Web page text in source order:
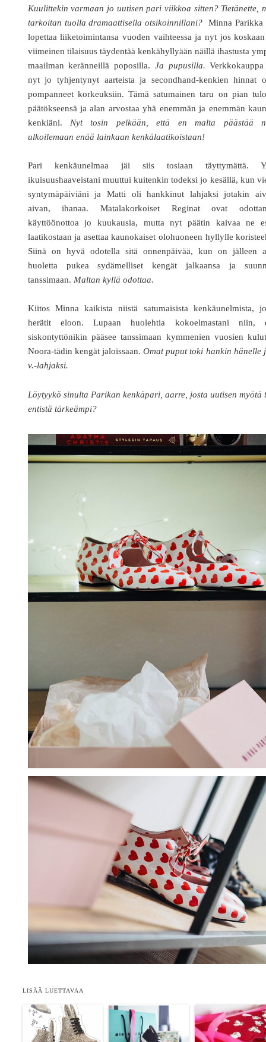
Kuulittekin varmaan jo uutisen pari viikkoa sitten? Tietänette,
tarkoitan tuolla dramaattisella otsikoinnillani?Minna Parikka
lopettaa liiketoimintansa vuoden vaihteessa ja nyt jos
viimeinen tilaisuus täydentää kenkähyllyään näillä ihastusta
maailman keränneillä poposilla. Ja pupusilla.
nyt jo tyhjentynyt aarteista ja secondhand-kenkien hinnat
pompanneet korkeuksiin. Tämä satumainen taru on pian
päätökseensä ja alan arvostaa yhä enemmän ja enemmän
kenkiäni. Nyt tosin pelkään, että en malta päästää
ulkoilemaan enää lainkaan kenkälaatikoistaan!
Pari kenkäunelmaa jäi siis tosiaan täyttymättä.
ikuisuushaaveistani muuttui kuitenkin todeksi jo kesällä, kun
syntymäpäiviäni ja Matti oli hankkinut lahjaksi jotakin
aivan, ihanaa. Matalakorkoiset Reginat ovat
käyttöönottoa jo kuukausia, mutta nyt päätin kaivaa ne
laatikostaan ja asettaa kaunokaiset olohuoneen hyllylle
Siinä on hyvä odotella sitä onnenpäivää, kun on jälleen
huoletta pukea sydämelliset kengät jalkaansa ja
tanssimaan. Maltan kyllä odottaa.
Kiitos Minna kaikista niistä satumaisista kenkäunelmista,
herätit eloon. Lupaan huolehtia kokoelmastani niin,
siskontyttönikin pääsee tanssimaan kymmenien vuosien
Noora-tädin kengät jaloissaan.Omat puput toki hankin hänelle
v.-lahjaksi.
Löytyykö sinulta Parikan kenkäpari, aarre, josta uutisen myötä
entistä tärkeämpi?
LISÄÄ LUETTAVAA